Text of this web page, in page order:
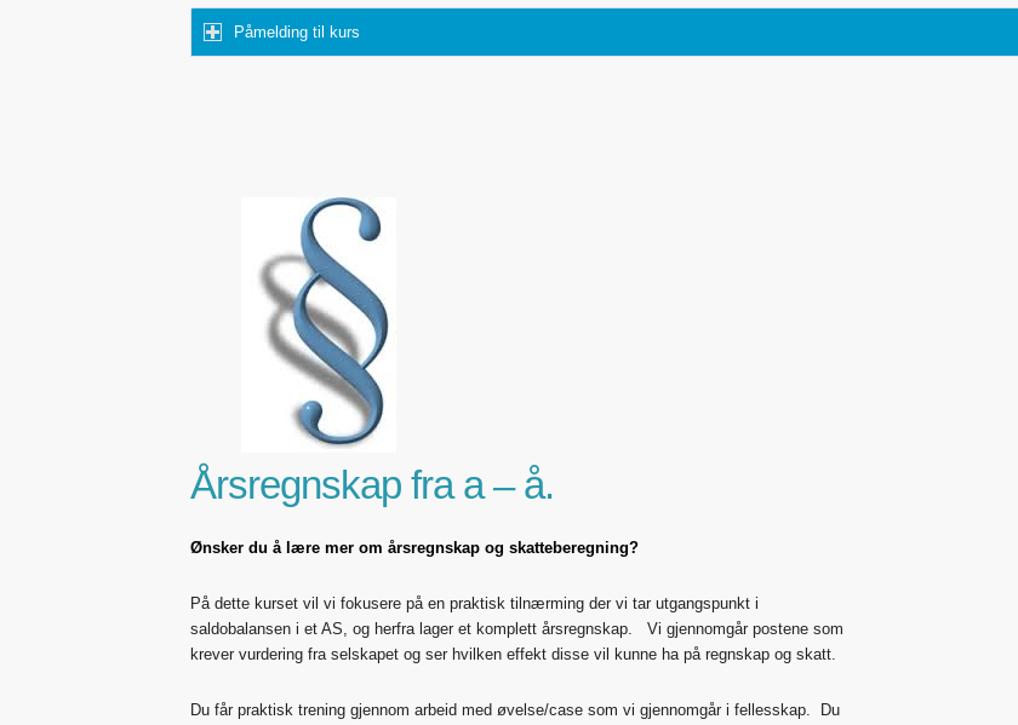
Påmelding til kurs
Årsregnskap fra a – å.
Ønsker du å lære mer om årsregnskap og skatteberegning?
På dette kurset vil vi fokusere på en praktisk tilnærming der vi tar utgangspunkt i
saldobalansen i et AS, og herfra lager et komplett årsregnskap. Vi gjennomgår postene som
krever vurdering fra selskapet og ser hvilken effekt disse vil kunne ha på regnskap og skatt.
Du får praktisk trening gjennom arbeid med øvelse/case som vi gjennomgår i fellesskap. Du